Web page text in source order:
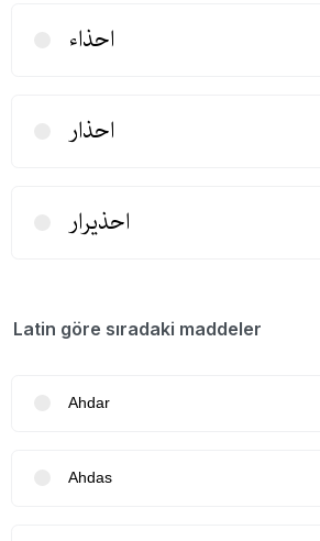
احذاء
احذار
احذیرار
Latin göre sıradaki maddeler
Ahdar
Ahdas